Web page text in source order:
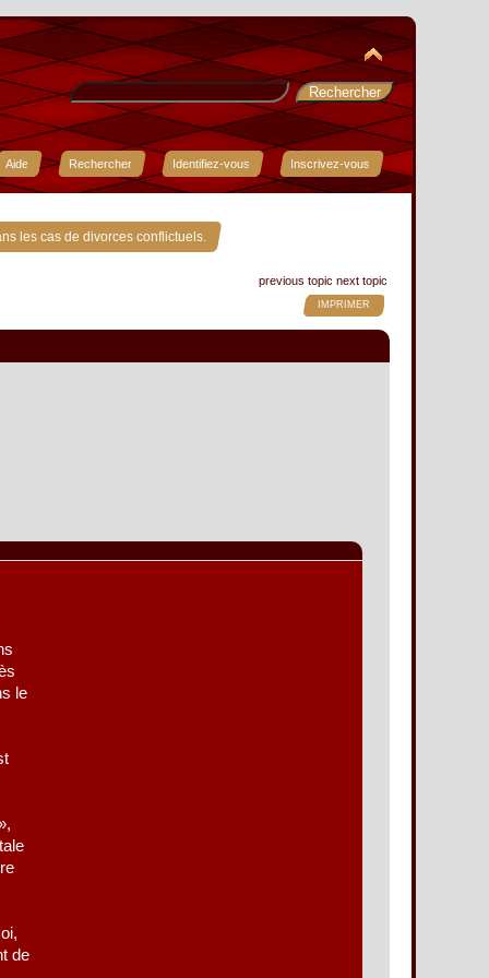
Aide Rechercher Identifiez-vous Inscrivez-vous
les cas de divorces conflictuels.
previous topic next topic
IMPRIMER
le
de